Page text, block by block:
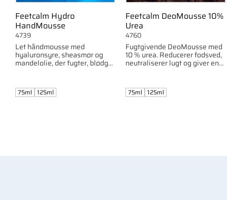
Feetcalm Hydro
HandMousse
Let håndmousse med
hyaluronsyre, sheasmør og
mandelolie, der fugter, blødgør
fedte.
4739
75ml 125ml
Feetcalm DeoMousse 10%
Urea
Fugtgivende DeoMousse med
10 % urea. Reducerer fodsved,
neutraliserer lugt og giver en
4760
75ml 125ml